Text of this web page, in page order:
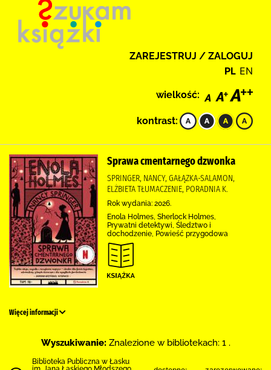
ZAREJESTRUJ / ZALOGUJ
PL EN
wielkość:
kontrast:
Sprawa cmentarnego dzwonka
SPRINGER, NANCY, GAŁĄZKA-SALAMON,
ELŻBIETA TŁUMACZENIE, PORADNIA K.
Rok wydania: 2026.
Enola Holmes, Sherlock Holmes,
Prywatni detektywi, Śledztwo i
dochodzenie, Powieść przygodowa
Więcej informacji
Wyszukiwanie: Znalezione w bibliotekach: 1 .
Biblioteka Publiczna w Łasku